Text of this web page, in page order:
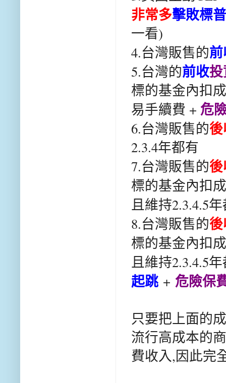
非常多擊敗標
一看)
4.台灣販售的
5.台灣的前收
標的基金內扣
易手續費 + 危
6.台灣販售的
2.3.4年都有
7.台灣販售的
標的基金內扣
且維持2.3.4.5
8.台灣販售的
標的基金內扣
且維持2.3.4.5
起跳 + 危險保
只要把上面的
流行高成本的
費收入,因此完